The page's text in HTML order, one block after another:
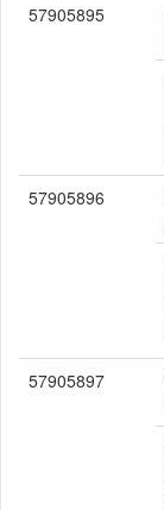
57905895
57905896
57905897